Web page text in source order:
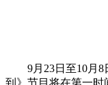
9月23日至10月8
到》节目将在第一时